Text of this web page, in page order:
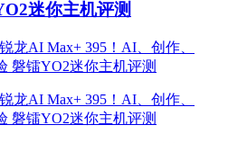
迷你主机评测